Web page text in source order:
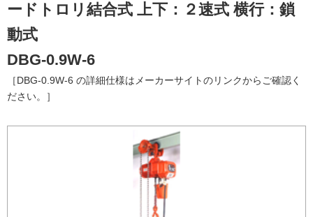
ードトロリ結合式 上下：２速式 横行：鎖
動式
DBG-0.9W-6
［DBG-0.9W-6 の詳細仕様はメーカーサイトのリンクからご確認く
ださい。］